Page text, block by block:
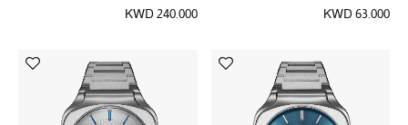
ماركات جديدة للجمال
KWD 63.000
KWD 240.000